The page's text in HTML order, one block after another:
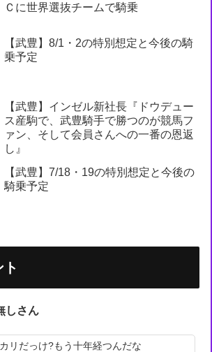
Ｃに世界選抜チームで騎乗
【武豊】8/1・2の特別想定と今後の騎
乗予定
【武豊】インゼル新社長『ドウデュー
ス産駒で、武豊騎手で勝つのが競馬フ
ァン、そして会員さんへの一番の恩返
し』
【武豊】7/18・19の特別想定と今後の
騎乗予定
しさん
リだっけ?もう十年経つんだな